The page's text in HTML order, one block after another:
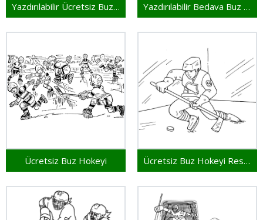
Yazdırılabilir Ücretsiz Buz Hokeyi Yazdırılabilir Bedava Buz Hokeyi
Ücretsiz Buz Hokeyi Ücretsiz Buz Hokeyi Resmi